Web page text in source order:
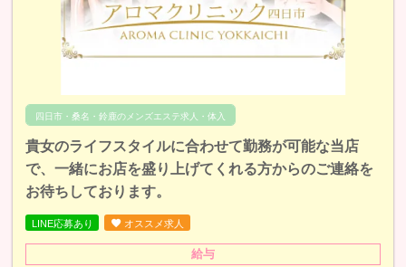
四日市・桑名・鈴鹿のメンズエステ求人・体入
貴女のライフスタイルに合わせて勤務が可能な当店
で、一緒にお店を盛り上げてくれる方からのご連絡を
お待ちしております。
LINE応募あり オススメ求人
給与